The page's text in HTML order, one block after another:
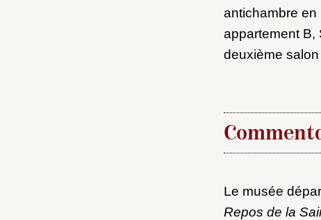
antichambre en
appartement B,
deuxième
Le musée
Repos de la